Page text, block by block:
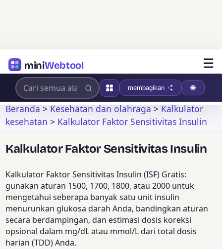
miniWebtool ☰
membagikan
Beranda>Kesehatan dan olahraga>Kalkulator
kesehatan > Kalkulator Faktor Sensitivitas Insulin
Kalkulator Faktor Sensitivitas Insulin
Kalkulator Faktor Sensitivitas Insulin (ISF) Gratis:
gunakan aturan 1500, 1700, 1800, atau 2000 untuk
mengetahui seberapa banyak satu unit insulin
menurunkan glukosa darah Anda, bandingkan aturan
secara berdampingan, dan estimasi dosis koreksi
opsional dalam mg/dL atau mmol/L dari total dosis
harian (TDD) Anda.